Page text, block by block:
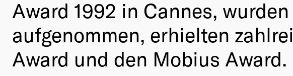
Award 1992 in Cannes,
aufgenommen, erhielten
Award und den Mobius Award.